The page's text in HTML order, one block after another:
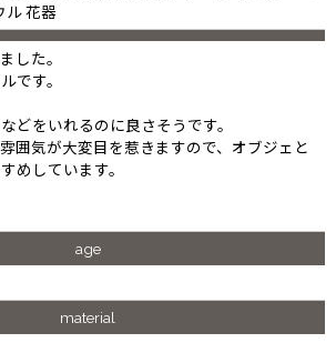
ル 花器
した。
です。
どをいれるのに良さそうです。
囲気が大変目を惹きますので、オブジェと
めしています。
age
material